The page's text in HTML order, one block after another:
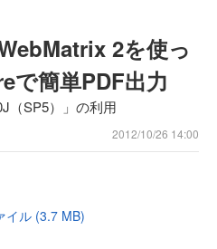
2を使っ
で簡単PDF出力
（SP5）」の利用
2012/10/26 14:00
イル (3.7 MB)